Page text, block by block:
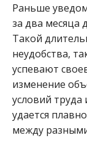
Раньше
за два месяца
Такой
неудобства,
успевают
изменение
условий
удается
между